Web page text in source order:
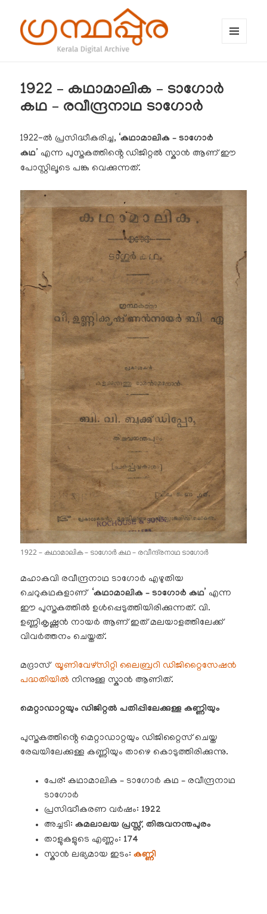
1922 – കഥാമാലിക – ടാഗോർ
കഥ – രവീന്ദ്രനാഥ ടാഗോർ
1922-ൽ പ്രസിദ്ധീകരിച്ച, ‘കഥാമാലിക – ടാഗോർ
കഥ’ എന്ന പുസ്തകത്തിൻ്റെ ഡിജിറ്റൽ സ്കാൻ ആണ് ഈ
പോസ്റ്റിലൂടെ പങ്കു വെക്കുന്നത്.
1922 – കഥാമാലിക – ടാഗോർ കഥ – രവീന്ദ്രനാഥ ടാഗോർ
മഹാകവി രവീന്ദ്രനാഥ ടാഗോർ എഴുതിയ
ചെറുകഥകളാണ് ‘കഥാമാലിക – ടാഗോർ കഥ ’ എന്ന
ഈ പുസ്തകത്തിൽ ഉൾപ്പെടുത്തിയിരിക്കുന്നത്. വി.
ഉണ്ണികൃഷ്ണൻ നായർ ആണ് ഇത് മലയാളത്തിലേക്ക്
വിവർത്തനം ചെയ്തത്.
മദ്രാസ് യൂണിവേഴ്സിറ്റി ലൈബ്രറി ഡിജിറ്റൈസേഷൻ
പദ്ധതിയിൽ നിന്നുള്ള സ്കാൻ ആണിത്.
മെറ്റാഡാറ്റയും ഡിജിറ്റൽ പതിപ്പിലേക്കുള്ള കണ്ണിയും
പുസ്തകത്തിൻ്റെ മെറ്റാഡാറ്റയും ഡിജിറ്റൈസ് ചെയ്ത
രേഖയിലേക്കുള്ള കണ്ണിയും താഴെ കൊടുത്തിരിക്കുന്നു.
പേര്: കഥാമാലിക – ടാഗോർ കഥ – രവീന്ദ്രനാഥ
ടാഗോർ
പ്രസിദ്ധീകരണ വർഷം: 1922
അച്ചടി: കമലാലയ പ്രസ്സ്, തിരുവനന്തപുരം
താളുകളുടെ എണ്ണം: 174
സ്കാൻ ലഭ്യമായ ഇടം:കണ്ണി